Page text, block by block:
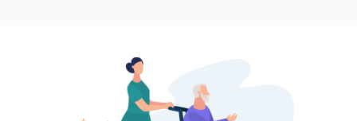
cathéter périnerveux pour une analgésie
Surveillance de drain de redon et/ou retrait